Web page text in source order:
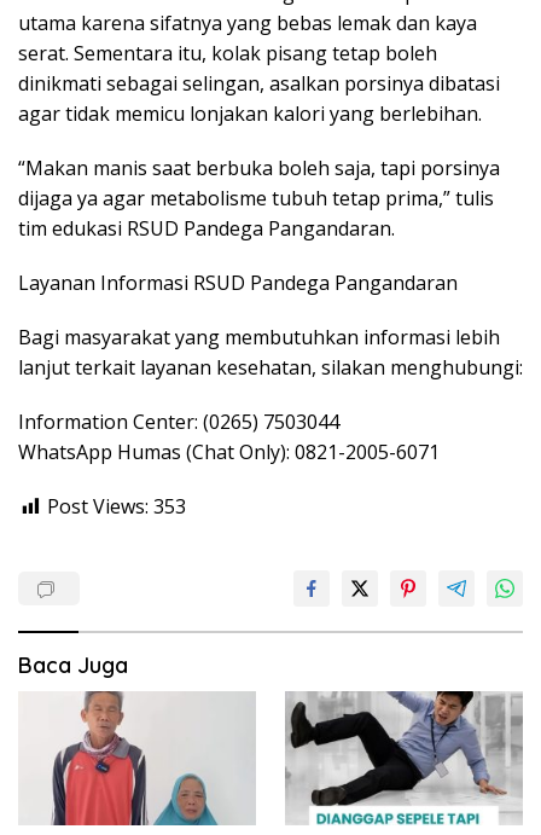
utama karena sifatnya yang bebas lemak dan kaya
serat. Sementara itu, kolak pisang tetap boleh
dinikmati sebagai selingan, asalkan porsinya dibatasi
agar tidak memicu lonjakan kalori yang berlebihan.
“Makan manis saat berbuka boleh saja, tapi porsinya
dijaga ya agar metabolisme tubuh tetap prima,” tulis
tim edukasi RSUD Pandega Pangandaran.
Layanan Informasi RSUD Pandega Pangandaran
Bagi masyarakat yang membutuhkan informasi lebih
lanjut terkait layanan kesehatan, silakan menghubungi:
Information Center: (0265) 7503044
WhatsApp Humas (Chat Only): 0821-2005-6071
Post Views: 353
Baca Juga